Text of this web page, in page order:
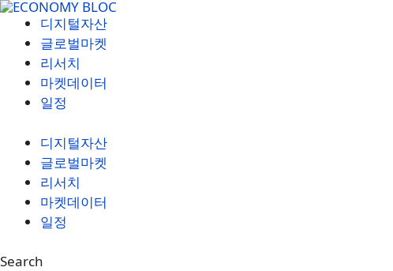
컨
디지털자산
글로벌마켓
리서치
마켓데이터
일정
디지털자산
글로벌마켓
리서치
마켓데이터
일정
Search